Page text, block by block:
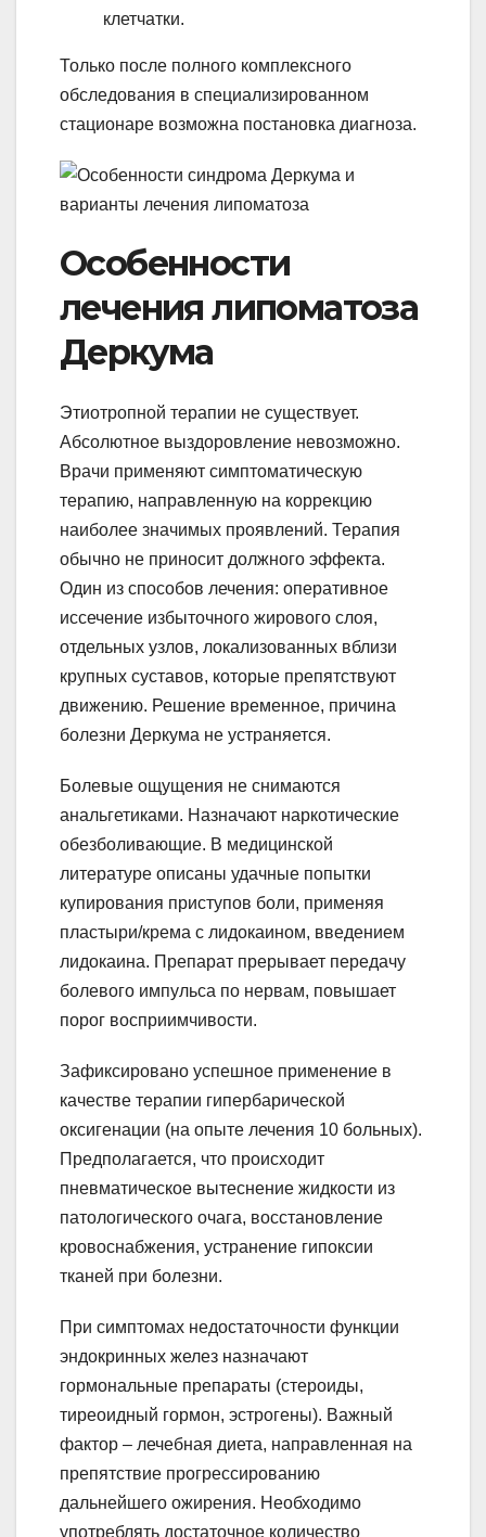
клетчатки.
Только после полного комплексного
обследования в специализированном
стационаре возможна постановка диагноза.
Особенности
лечения липоматоза
Деркума
Этиотропной терапии не существует.
Абсолютное выздоровление невозможно.
Врачи применяют симптоматическую
терапию, направленную на коррекцию
наиболее значимых проявлений. Терапия
обычно не приносит должного эффекта.
Один из способов лечения: оперативное
иссечение избыточного жирового слоя,
отдельных узлов, локализованных вблизи
крупных суставов, которые препятствуют
движению. Решение временное, причина
болезни Деркума не устраняется.
Болевые ощущения не снимаются
анальгетиками. Назначают наркотические
обезболивающие. В медицинской
литературе описаны удачные попытки
купирования приступов боли, применяя
пластыри/крема с лидокаином, введением
лидокаина. Препарат прерывает передачу
болевого импульса по нервам, повышает
порог восприимчивости.
Зафиксировано успешное применение в
качестве терапии гипербарической
оксигенации (на опыте лечения 10 больных).
Предполагается, что происходит
пневматическое вытеснение жидкости из
патологического очага, восстановление
кровоснабжения, устранение гипоксии
тканей при болезни.
При симптомах недостаточности функции
эндокринных желез назначают
гормональные препараты (стероиды,
тиреоидный гормон, эстрогены). Важный
фактор – лечебная диета, направленная на
препятствие прогрессированию
дальнейшего ожирения. Необходимо
употреблять достаточное количество